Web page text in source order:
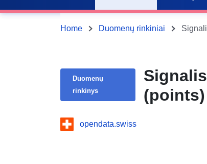
Home Duomenų rinkiniai
Duomenų
rinkinys
(points)
opendata.swiss